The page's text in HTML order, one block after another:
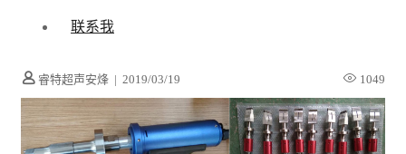
联系我
睿特超声安烽 | 2019/03/19 1049